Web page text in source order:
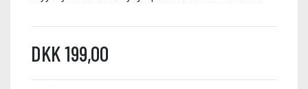
DKK 199,00